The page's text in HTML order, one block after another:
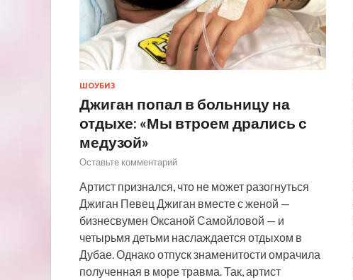
ШОУБИЗ
Джиган попал в больницу на
отдыхе: «Мы втроем дрались с
медузой»
Оставьте комментарий
Артист признался, что не может разогнуться
Джиган Певец Джиган вместе с женой —
бизнесвумен Оксаной Самойловой — и
четырьмя детьми наслаждается отдыхом в
Дубае. Однако отпуск знаменитости омрачила
полученная в море травма. Так, артист